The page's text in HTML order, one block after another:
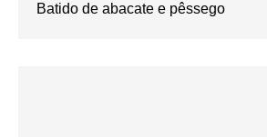
Batido de abacate e pêssego